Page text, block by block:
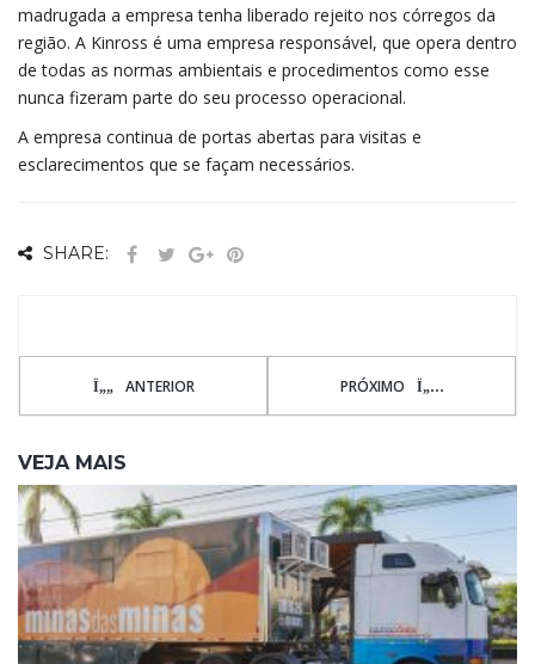
madrugada a empresa tenha liberado rejeito nos córregos da
região. A Kinross é uma empresa responsável, que opera dentro
de todas as normas ambientais e procedimentos como esse
nunca fizeram parte do seu processo operacional.
A empresa continua de portas abertas para visitas e
esclarecimentos que se façam necessários.
SHARE:
ANTERIOR PRÓXIMO
VEJA MAIS